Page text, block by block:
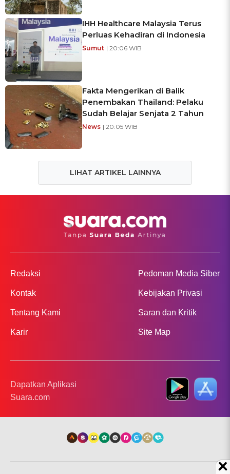
IHH Healthcare Malaysia Terus
Perluas Kehadiran di Indonesia
Sumut | 20:06 WIB
Fakta Mengerikan di Balik
Penembakan Thailand: Pelaku
Sudah Belajar Senjata 2 Tahun
News | 20:05 WIB
LIHAT ARTIKEL LAINNYA
Redaksi
Kontak
Tentang Kami
Karir
Pedoman Media Siber
Kebijakan Privasi
Saran dan Kritik
Site Map
Dapatkan Aplikasi
Suara.com